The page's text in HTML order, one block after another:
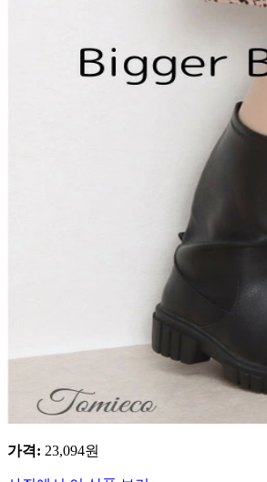
가격: 23,094원